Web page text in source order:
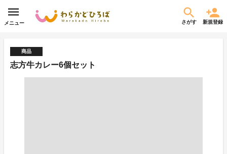
メニュー さがす 新規登録
商品
志方牛カレー6個セット